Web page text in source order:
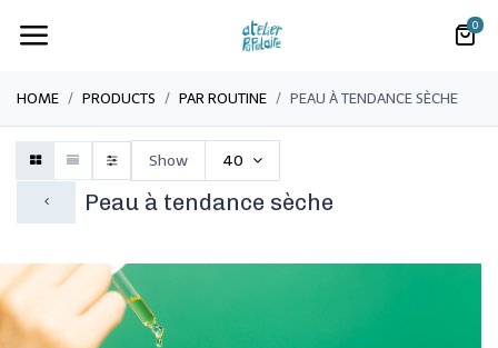
0
HOME PRODUCTS PAR ROUTINE PEAU À TENDANCE SÈCHE
Peau à tendance sèche
Show 40